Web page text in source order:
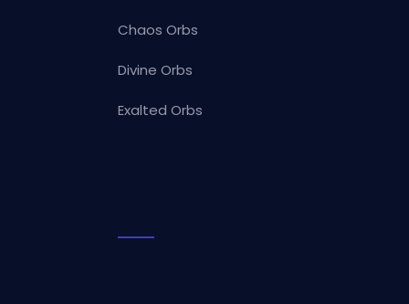
Chaos Orbs
Divine Orbs
Exalted Orbs